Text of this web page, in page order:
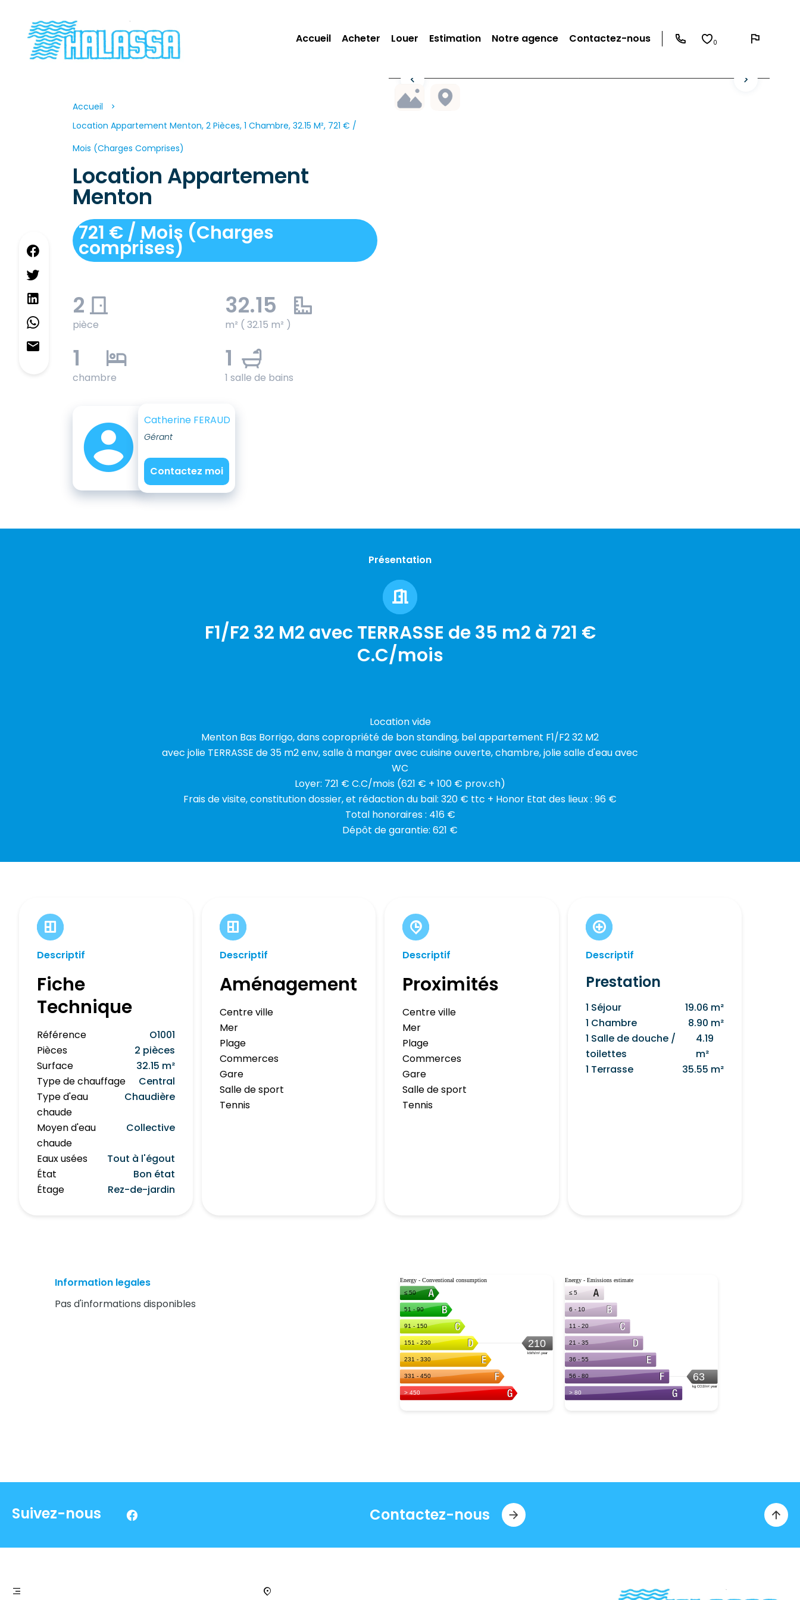
Accueil Acheter Louer Estimation Notre agence Contactez-nous 0
Accueil
Location Appartement Menton, 2 Pièces, 1 Chambre, 32.15 M², 721 € /
Mois (Charges Comprises)
Location Appartement
Menton
721 € / Mois (Charges
comprises)
2
pièce
32.15
m² ( 32.15 m² )
1
chambre
1
1 salle de bains
Catherine FERAUD
Gérant
Contactez moi
Présentation
F1/F2 32 M2 avec TERRASSE de 35 m2 à 721 €
C.C/mois
Location vide
Menton Bas Borrigo, dans copropriété de bon standing, bel appartement F1/F2 32 M2
avec jolie TERRASSE de 35 m2 env, salle à manger avec cuisine ouverte, chambre, jolie salle d'eau avec
WC
Loyer: 721 € C.C/mois (621 € + 100 € prov.ch)
Frais de visite, constitution dossier, et rédaction du bail: 320 € ttc + Honor Etat des lieux : 96 €
Total honoraires : 416 €
Dépôt de garantie: 621 €
Descriptif
Fiche
Technique
Référence
O1001
Pièces
2 pièces
Surface
32.15 m²
Type de chauffage
Central
Type d'eau
chaude
Chaudière
Moyen d'eau
chaude
Collective
Eaux usées
Tout à l'égout
État
Bon état
Étage
Rez-de-jardin
Descriptif
Aménagement
Centre ville
Mer
Plage
Commerces
Gare
Salle de sport
Tennis
Descriptif
Proximités
Centre ville
Mer
Plage
Commerces
Gare
Salle de sport
Tennis
Descriptif
Prestation
1 Séjour
19.06 m²
1 Chambre
8.90 m²
1 Salle de douche /
toilettes
4.19
m²
1 Terrasse
35.55 m²
Information legales
Pas d'informations disponibles
Suivez-nous Contactez-nous